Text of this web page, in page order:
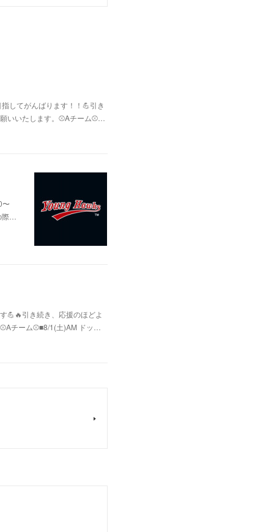
してがんばります！！💪引き
いたします。⚾Aチーム⚾️…
〜
…
💪🔥引き続き、応援のほどよ
チーム⚾️■8/1(土)AM ドッ…